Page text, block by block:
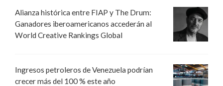
Alianza histórica entre FIAP y The Drum:
Ganadores iberoamericanos accederán al
World Creative Rankings Global
Ingresos petroleros de Venezuela podrían
crecer más del 100 % este año